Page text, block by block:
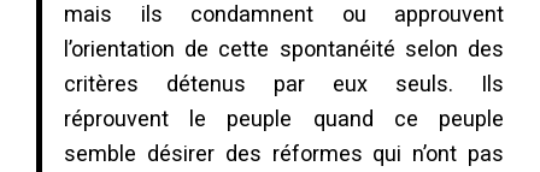
mais ils condamnent ou approuvent
l’orientation de cette spontanéité selon des
critères détenus par eux seuls. Ils
réprouvent le peuple quand ce peuple
semble désirer des réformes qui n’ont pas